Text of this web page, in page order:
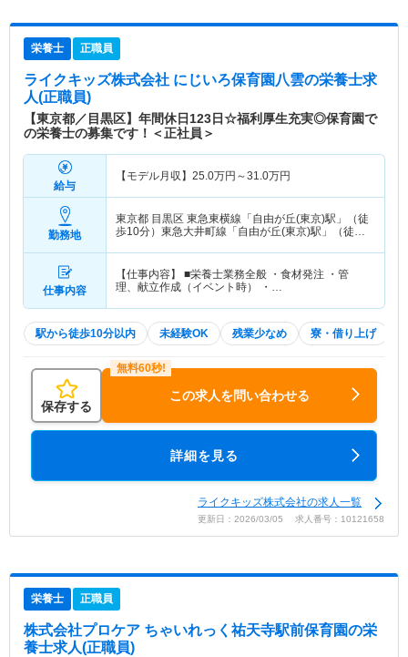
栄養士 正職員
ライクキッズ株式会社 にじいろ保育園八雲の栄養士求
人(正職員)
【東京都／目黒区】年間休日123日☆福利厚生充実◎保育園で
の栄養士の募集です！＜正社員＞
給与
【モデル月収】 25.0万円～31.0万円
勤務地
東京都 目黒区 東急東横線「自由が丘(東京)駅」（徒
歩10分）東急大井町線「自由が丘(東京)駅」（徒歩
仕事内容
【仕事内容】 ■栄養士業務全般 ・食材発注 ・管
理、献立作成（イベント時） ・…
駅から徒歩10分以内 未経験OK 残業少なめ 寮・借り上げ
保存する
この求人を問い合わせる
詳細を見る
ライクキッズ株式会社の求人一覧
更新日：2026/03/05 求人番号：10121658
栄養士 正職員
株式会社プロケア ちゃいれっく祐天寺駅前保育園の栄
養士求人(正職員)